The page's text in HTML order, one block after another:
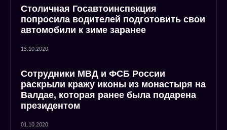
Столичная Госавтоинспекция
попросила водителей подготовить свои
автомобили к зиме заранее
13.10.2020
Сотрудники МВД и ФСБ России
раскрыли кражу иконы из монастыря на
Валдае, которая ранее была подарена
президентом
01.10.2020